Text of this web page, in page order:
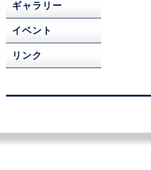
ギャラリー
イベント
リンク